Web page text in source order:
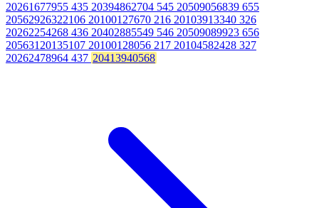
20261677955 435 20394862704 545 20509056839 655
20562926322106 20100127670 216 20103913340 326
20262254268 436 20402885549 546 20509089923 656
20563120135107 20100128056 217 20104582428 327
20262478964 437 20413940568